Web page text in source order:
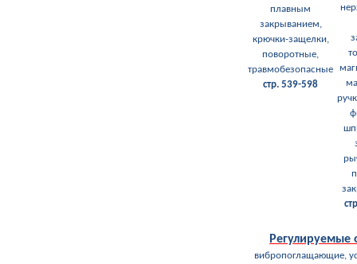
плавным
закрыванием,
крючки-защелки,
поворотные,
травмобезопасные
стр. 539-598
Регулируемые
вибропоглащающие,